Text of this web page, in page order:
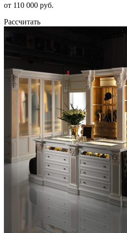
от 110 000 руб.
Рассчитать